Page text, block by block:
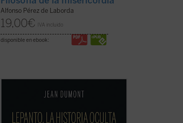
Alfonso Pérez de Laborda
19,00€ IVA incluido
disponible en ebook:
El 7 de octubre de 1571 fue la fecha de la
expansionismo islámico que amenazaba